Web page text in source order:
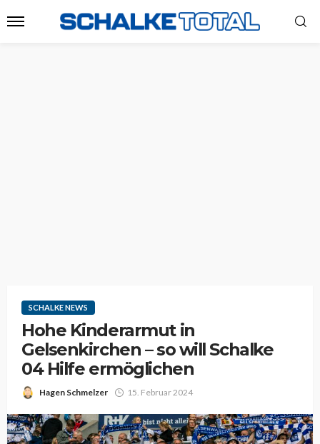
SCHALKE NEWS
Hohe Kinderarmut in
Gelsenkirchen – so will Schalke
04 Hilfe ermöglichen
Hagen Schmelzer 15. Februar 2024